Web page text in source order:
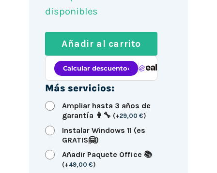
disponibles
Añadir al carrito
Más servicios:
Ampliar hasta 3 años de
garantía 👩‍🔧 (+29,00 €)
Instalar Windows 11 (es
GRATIS🤗)
Añadir Paquete Office 📚
(+49,00 €)